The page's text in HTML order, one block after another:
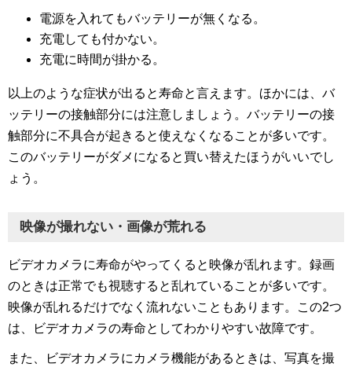
電源を入れてもバッテリーが無くなる。
充電しても付かない。
充電に時間が掛かる。
以上のような症状が出ると寿命と言えます。ほかには、バ
ッテリーの接触部分には注意しましょう。バッテリーの接
触部分に不具合が起きると使えなくなることが多いです。
このバッテリーがダメになると買い替えたほうがいいでし
ょう。
映像が撮れない・画像が荒れる
ビデオカメラに寿命がやってくると映像が乱れます。録画
のときは正常でも視聴すると乱れていることが多いです。
映像が乱れるだけでなく流れないこともあります。この2つ
は、ビデオカメラの寿命としてわかりやすい故障です。
また、ビデオカメラにカメラ機能があるときは、写真を撮